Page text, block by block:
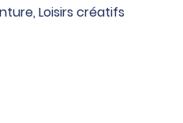
, Loisirs créatifs